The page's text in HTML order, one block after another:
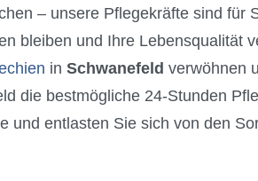
– unsere Pflegekräfte sind für
bleiben und Ihre Lebensqualität
in Schwanefeld verwöhnen
die bestmögliche 24-Stunden
und entlasten Sie sich von den